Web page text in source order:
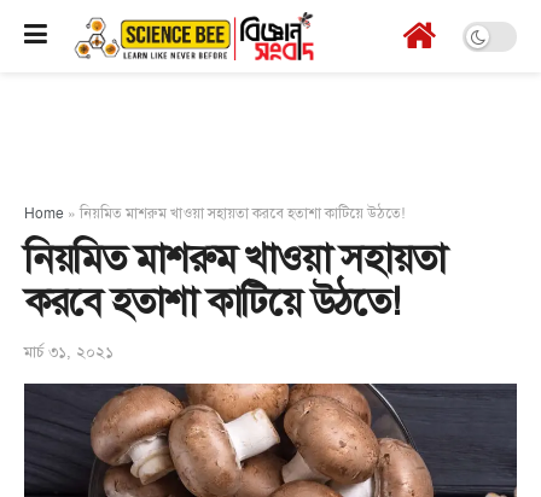
Home »নিয়মিত মাশরুম খাওয়া সহায়তা করবে হতাশা কাটিয়ে উঠতে!
নিয়মিত মাশরুম খাওয়া সহায়তা
করবে হতাশা কাটিয়ে উঠতে!
মার্চ ৩১, ২০২১